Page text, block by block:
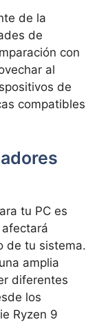
de la
de
con
al
de
compatibles
tu PC es
de tu sistema.
amplia
diferentes
los
Ryzen 9